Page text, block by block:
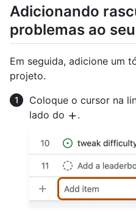
Adicionando
problemas ao
Em seguida, adicione um
projeto.
Coloque o cursor na
lado do
.